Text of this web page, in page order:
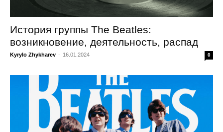
История группы The Beatles:
возникновение, деятельность, распад
Kyrylo Zhykharev - 16.01.2024 0